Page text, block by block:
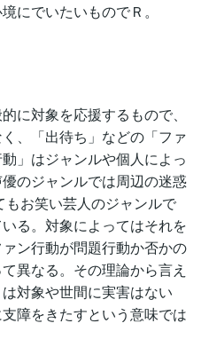
にでいたいものでＲ。
に対象を応援するもので、
、「出待ち」などの「ファ
」はジャンルや個人によっ
のジャンルでは周辺の迷惑
お笑い芸人のジャンルで
る。対象によってはそれを
ン行動が問題行動か否かの
異なる。その理論から言え
対象や世間に実害はない
障をきたすという意味では